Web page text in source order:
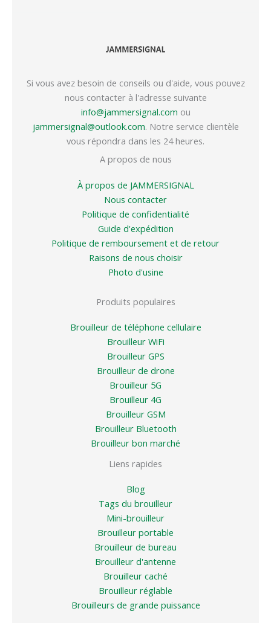
Si vous avez besoin de conseils ou d'aide, vous pouvez
nous contacter à l'adresse suivante
info@jammersignal.com ou
jammersignal@outlook.com. Notre service clientèle
vous répondra dans les 24 heures.
A propos de nous
À propos de JAMMERSIGNAL
Nous contacter
Politique de confidentialité
Guide d'expédition
Politique de remboursement et de retour
Raisons de nous choisir
Photo d'usine
Produits populaires
Brouilleur de téléphone cellulaire
Brouilleur WiFi
Brouilleur GPS
Brouilleur de drone
Brouilleur 5G
Brouilleur 4G
Brouilleur GSM
Brouilleur Bluetooth
Brouilleur bon marché
Liens rapides
Blog
Tags du brouilleur
Mini-brouilleur
Brouilleur portable
Brouilleur de bureau
Brouilleur d'antenne
Brouilleur caché
Brouilleur réglable
Brouilleurs de grande puissance